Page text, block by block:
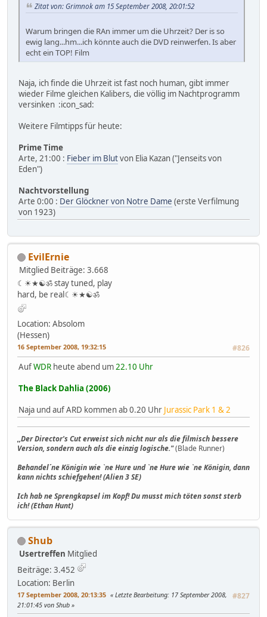
Zitat von: Grimnok am 15 September 2008, 20:01:52
Warum bringen die RAn immer um die Uhrzeit? Der is so
ewig lang...hm...ich könnte auch die DVD reinwerfen. Is aber
echt ein TOP! Film
Naja, ich finde die Uhrzeit ist fast noch human, gibt immer
wieder Filme gleichen Kalibers, die völlig im Nachtprogramm
versinken :icon_sad:
Weitere Filmtipps für heute:
Prime Time
Arte, 21:00 : Fieber im Blutvon Elia Kazan ("Jenseits von
Eden")
Nachtvorstellung
Arte 0:00 : Der Glöckner von Notre Dame (erste Verfilmung
von 1923)
EvilErnie
Mitglied Beiträge: 3.668
☾☀★☯ॐ stay tuned, play
hard, be real☾☀★☯ॐ
Location: Absolom
(Hessen)
16 September 2008, 19:32:15 #826
AufWDR heute abend um22.10 Uhr
The Black Dahlia (2006)
Naja und auf ARD kommen ab 0.20 Uhr Jurassic Park 1 & 2
,,Der Director's Cut erweist sich nicht nur als die filmisch bessere
Version, sondern auch als die einzig logische."(Blade Runner)
Behandel´ne Königin wie `ne Hure und `ne Hure wie `ne Königin, dann
kann nichts schiefgehen! (Alien 3 SE)
Ich hab ne Sprengkapsel im Kopf! Du musst mich töten sonst sterb
ich! (Ethan Hunt)
Shub
Usertreffen Mitglied
Beiträge: 3.452
Location: Berlin
17 September 2008, 20:13:35 #827
Letzte Bearbeitung: 17 September 2008,
21:01:45 von Shub